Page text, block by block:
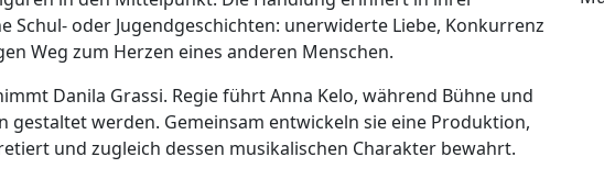
Schul- oder Jugendgeschichten: unerwiderte Liebe, Konkurrenz
Weg zum Herzen eines anderen Menschen.
Danila Grassi. Regie führt Anna Kelo, während Bühne und
gestaltet werden. Gemeinsam entwickeln sie eine Produktion,
und zugleich dessen musikalischen Charakter bewahrt.